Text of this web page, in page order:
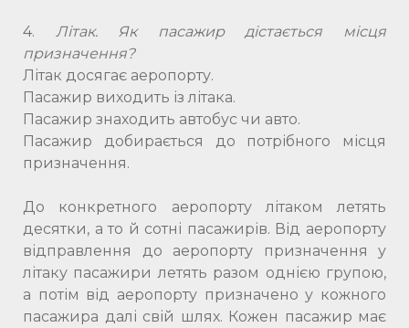
4. Літак. Як пасажир дістається місця
призначення?
Літак досягає аеропорту.
Пасажир виходить із літака.
Пасажир знаходить автобус чи авто.
Пасажир добирається до потрібного місця
призначення.
До конкретного аеропорту літаком летять
десятки, а то й сотні пасажирів. Від аеропорту
відправлення до аеропорту призначення у
літаку пасажири летять разом однією групою,
а потім від аеропорту призначено у кожного
пасажира далі свій шлях. Кожен пасажир має